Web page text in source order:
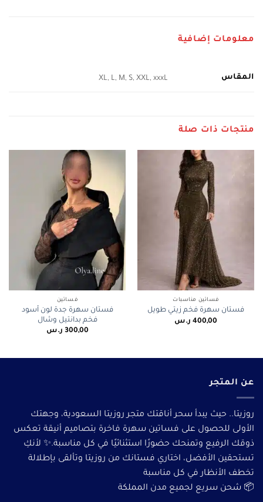
معلومات إضافية
المقاس XL, L, M, S, XXL, xxxL
منتجات ذات صلة
فساتين مناسبات
فستان سهرة فخم زيتي طويل
400,00 ر.س
فساتين
فستان سهرة جدة لون أسود
فخم بدانتيل وشال
300,00 ر.س
عن المتجر
روزيتا.. حيث يبدأ سحر أناقتك متجر روزيتا السعودية، وجهتك
الأولى للحصول على فساتين سهرة فاخرة بتصاميم أنيقة تعكس
ذوقك الرفيع وتمنحك حضورًا استثنائيًا في كل مناسبة.✨ لأنكِ
تستحقين الأفضل، اختاري فستانك من روزيتا وتألقى بإطلالة
تخطف الأنظار في كل مناسبة
📦 شحن سريع لجميع مدن المملكة